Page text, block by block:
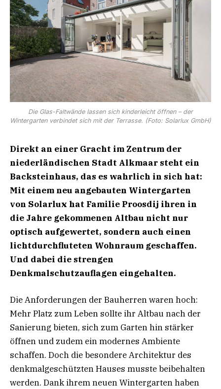
Die Glas-Faltwände lassen sich kinderleicht öffnen – der
Wintergarten verbindet sich mit der Terrasse. (Foto: Solarlux GmbH)
Direkt an einer Gracht im Zentrum der
niederländischen Stadt Alkmaar steht ein
Backsteinhaus, das es wahrlich in sich hat:
Mit einem neu angebauten Wintergarten
von Solarlux hat Familie Proosdij ihren in
die Jahre gekommenen Altbau nicht nur
optisch aufgewertet, sondern auch einen
lichtdurchfluteten Wohnraum geschaffen.
Und dabei die strengen
Denkmalschutzauflagen eingehalten.
Die Anforderungen der Bauherren waren hoch:
Mehr Platz zum Leben sollte ihr Altbau nach der
Sanierung bieten, sich zum Garten hin stärker
öffnen und zudem ein modernes Ambiente
schaffen. Doch die besondere Architektur des
denkmalgeschützten Hauses musste beibehalten
werden. Dank ihrem neuen Wintergarten haben